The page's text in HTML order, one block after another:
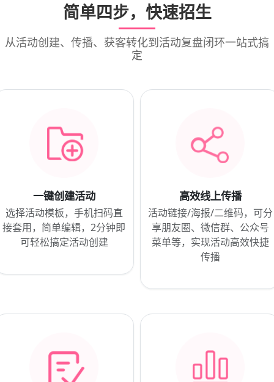
简单四步，快速招生
从活动创建、传播、获客转化到活动复盘闭环一站式搞
定
一键创建活动
选择活动模板，手机扫码直
接套用，简单编辑，2分钟即
可轻松搞定活动创建
高效线上传播
活动链接/海报/二维码，可分
享朋友圈、微信群、公众号
菜单等，实现活动高效快捷
传播